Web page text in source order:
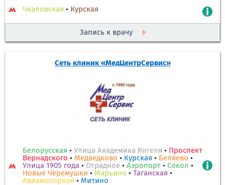
Чкаловская • Курская
Запись к врачу
Сеть клиник «МедЦентрСервис»
Белорусская • Улица Академика Янгеля • Проспект
Вернадского • Медведково • Курская • Беляево •
Улица 1905 года • Отрадное • Аэропорт • Сокол •
Новые Черемушки • Марьино • Таганская •
Авиамоторная • Митино